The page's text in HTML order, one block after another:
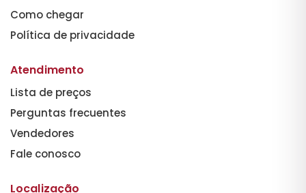
Como chegar
Política de privacidade
Atendimento
Lista de preços
Perguntas frecuentes
Vendedores
Fale conosco
Localização